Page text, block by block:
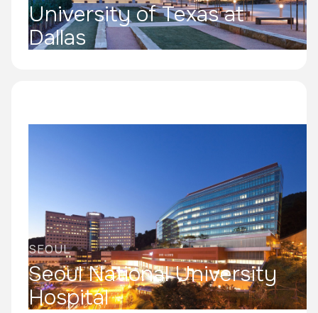
University of Texas at
Dallas
SEOUL
Seoul National University
Hospital